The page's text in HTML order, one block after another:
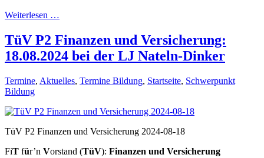
Weiterlesen …
TüV P2 Finanzen und Versicherung:
18.08.2024 bei der LJ Nateln-Dinker
Termine, Aktuelles, Termine Bildung, Startseite, Schwerpunkt
Bildung
TüV P2 Finanzen und Versicherung 2024-08-18
FiT für’n Vorstand (TüV): Finanzen und Versicherung